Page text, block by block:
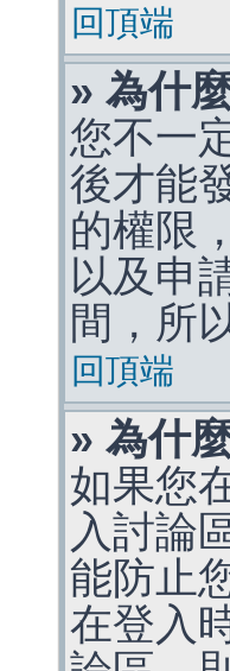
回頂端
» 為什
您不一
後才能
的權限
以及申
間，所
回頂端
» 為什
如果您
入討論
能防止
在登入